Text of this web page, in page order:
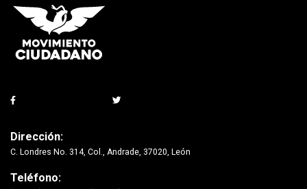
Dirección:
C. Londres No. 314, Col., Andrade, 37020, León
Teléfono: